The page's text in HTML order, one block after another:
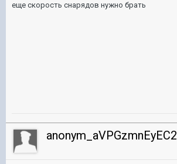
еще скорость снарядов нужно брать
anonym_aVPGzmnEyEC2